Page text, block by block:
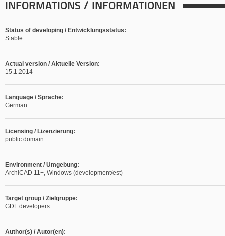
INFORMATIONS / INFORMATIONEN
Status of developing / Entwicklungsstatus:
Stable
Actual version / Aktuelle Version:
15.1.2014
Language / Sprache:
German
Licensing / Lizenzierung:
public domain
Environment / Umgebung:
ArchiCAD 11+, Windows (development/est)
Target group / Zielgruppe:
GDL developers
Author(s) / Autor(en):